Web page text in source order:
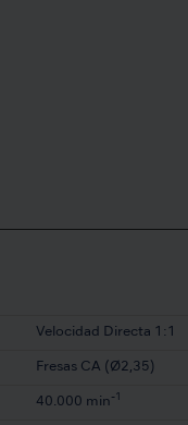
Velocidad Directa 1:1
Fresas CA (Ø2,35)
40.000 min -1